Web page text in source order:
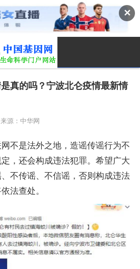
✕
真的吗？宁波北仑疫情最新情
源：中华网
不是法外之地，造谣传谣行为不
，还会构成违法犯罪。希望广大
不传谣、不信谣，否则构成违法
法查处。